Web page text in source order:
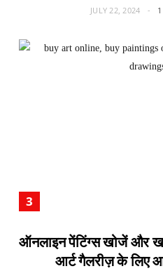
JULY 22, 2024
ऑनलाइन पेंटिंग्स खोजें और
आर्ट गैलरीज़ के लिए